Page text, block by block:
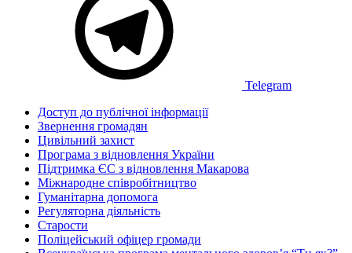
Telegram
Доступ до публічної інформації
Звернення громадян
Цивільний захист
Програма з відновлення України
Підтримка ЄС з відновлення Макарова
Міжнародне співробітництво
Гуманітарна допомога
Регуляторна діяльність
Старости
Поліцейський офіцер громади